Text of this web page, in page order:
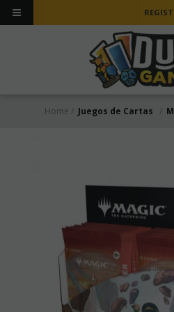
Home Juegos de Cartas